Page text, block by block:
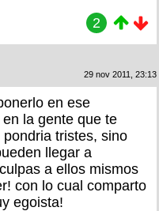
2
29 nov 2011, 23:13
en ese
la gente que te
tristes, sino
llegar a
a ellos mismos
con lo cual comparto
egoista!